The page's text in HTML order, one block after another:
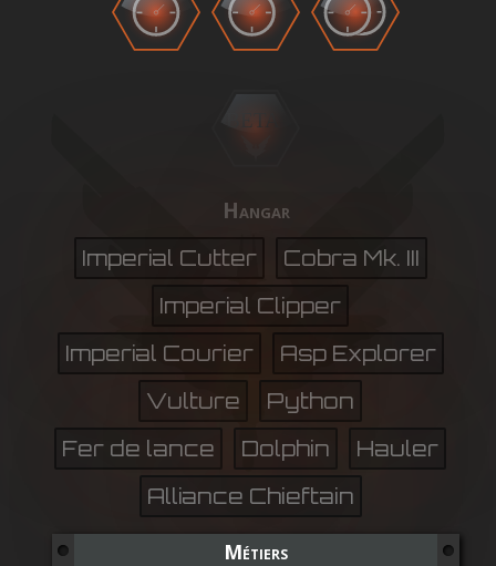
BETA
Hangar
Imperial Cutter
Cobra Mk. III
Imperial Clipper
Imperial Courier
Asp Explorer
Vulture
Python
Fer de lance
Dolphin
Hauler
Alliance Chieftain
Métiers